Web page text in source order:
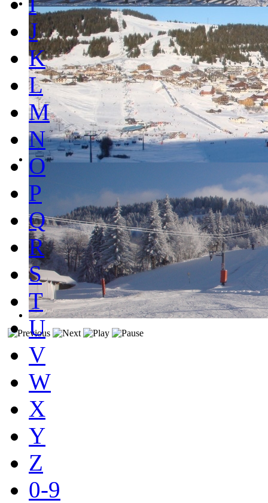
J
K
L
M
N
O
P
Q
R
S
T
U
V
W
X
Y
Z
0-9